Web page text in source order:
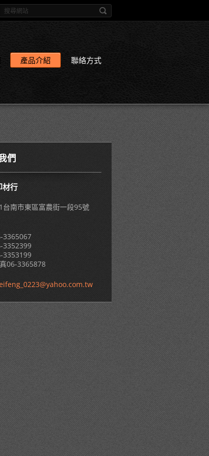
產品介紹 聯絡方式
們
材行
台南市東區富農街一段95號
3365067
3352399
3353199
06-3365878
0223@yahoo.com.tw